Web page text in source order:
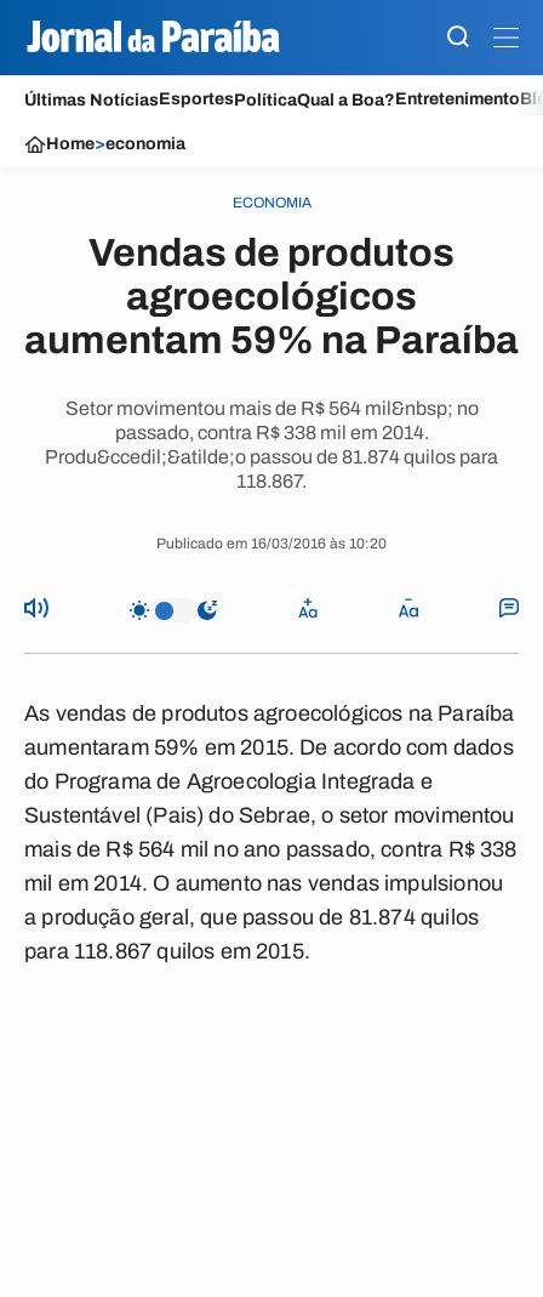
Últimas NotíciasEsportesPolíticaQual a Boa?Entretenimento
Home>economia
ECONOMIA
Vendas de produtos
agroecológicos
aumentam 59% na Paraíba
Setor movimentou mais de R$ 564 mil&nbsp; no
passado, contra R$ 338 mil em 2014.
Produ&ccedil;&atilde;o passou de 81.874 quilos para
118.867.
Publicado em 16/03/2016 às 10:20
As vendas de produtos agroecológicos na Paraíba
aumentaram 59% em 2015. De acordo com dados
do Programa de Agroecologia Integrada e
Sustentável (Pais) do Sebrae, o setor movimentou
mais de R$ 564 mil no ano passado, contra R$ 338
mil em 2014. O aumento nas vendas impulsionou
a produção geral, que passou de 81.874 quilos
para 118.867 quilos em 2015.